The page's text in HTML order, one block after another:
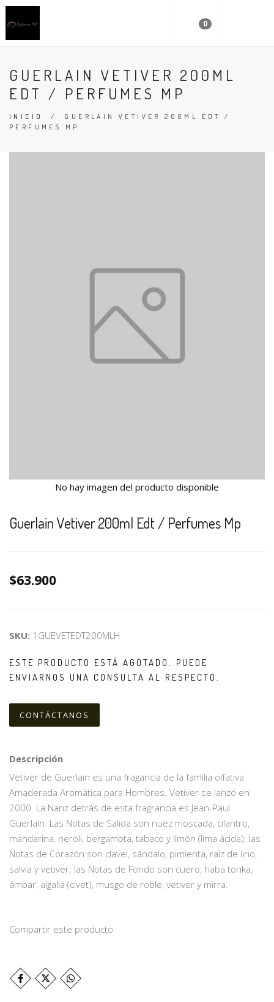
0
GUERLAIN VETIVER 200ML
EDT / PERFUMES MP
INICIO / GUERLAIN VETIVER 200ML EDT /
PERFUMES MP
No hay imagen del producto disponible
Guerlain Vetiver 200ml Edt / Perfumes Mp
$63.900
SKU: 1GUEVETEDT200MLH
ESTE PRODUCTO ESTÁ AGOTADO. PUEDE
ENVIARNOS UNA CONSULTA AL RESPECTO.
CONTÁCTANOS
Descripción
Vetiver de Guerlain es una fragancia de la familia olfativa
Amaderada Aromática para Hombres. Vetiver se lanzó en
2000. La Nariz detrás de esta fragrancia es Jean-Paul
Guerlain. Las Notas de Salida son nuez moscada, cilantro,
mandarina, neroli, bergamota, tabaco y limón (lima ácida); las
Notas de Corazón son clavel, sándalo, pimienta, raíz de lirio,
salvia y vetiver; las Notas de Fondo son cuero, haba tonka,
ámbar, algalia (civet), musgo de roble, vetiver y mirra.
Compartir este producto